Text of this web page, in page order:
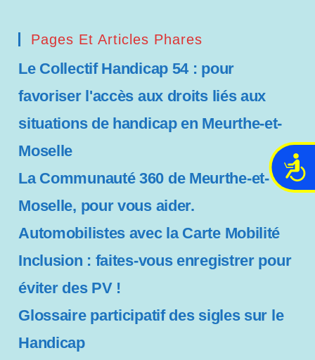
A
c
i
l
Pages Et Articles Phares
Le Collectif Handicap 54 : pour
favoriser l'accès aux droits liés aux
situations de handicap en Meurthe-et-
Moselle
La Communauté 360 de Meurthe-et-
Moselle, pour vous aider.
Automobilistes avec la Carte Mobilité
Inclusion : faites-vous enregistrer pour
éviter des PV !
Glossaire participatif des sigles sur le
Handicap